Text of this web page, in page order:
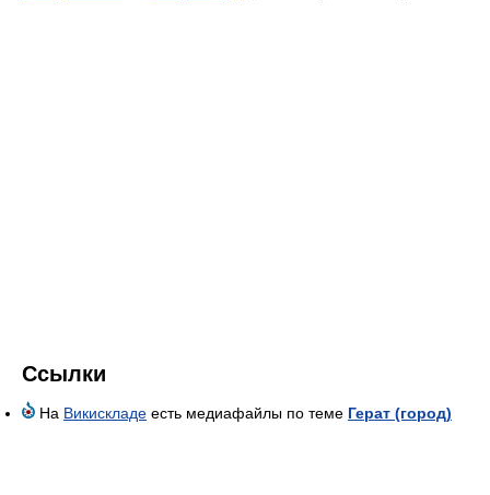
Ссылки
На Викискладе есть медиафайлы по теме Герат (город)